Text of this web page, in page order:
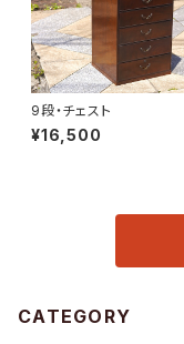
9段・チェスト
¥16,500
CATEGORY